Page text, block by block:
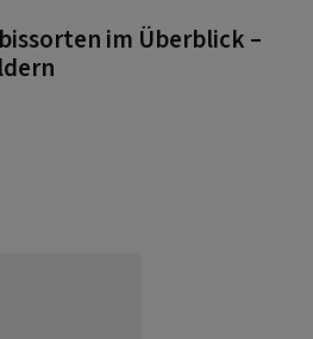
im Überblick –